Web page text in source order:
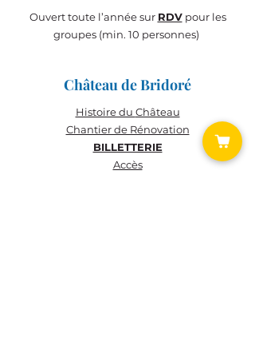
Ouvert toute l’année sur RDVpour les
groupes (min. 10 personnes)
Château de Bridoré
Histoire du Château
Chantier de Rénovation
BILLETTERIE
Accès